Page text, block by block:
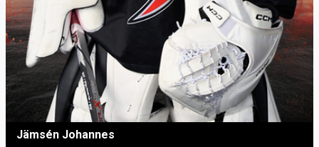
Jämsén Johannes